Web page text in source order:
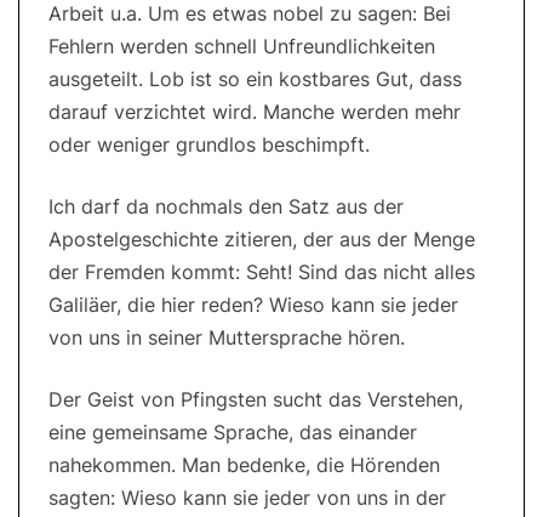
Arbeit u.a. Um es etwas nobel zu sagen: Bei
Fehlern werden schnell Unfreundlichkeiten
ausgeteilt. Lob ist so ein kostbares Gut, dass
darauf verzichtet wird. Manche werden mehr
oder weniger grundlos beschimpft.
Ich darf da nochmals den Satz aus der
Apostelgeschichte zitieren, der aus der Menge
der Fremden kommt: Seht! Sind das nicht alles
Galiläer, die hier reden? Wieso kann sie jeder
von uns in seiner Muttersprache hören.
Der Geist von Pfingsten sucht das Verstehen,
eine gemeinsame Sprache, das einander
nahekommen. Man bedenke, die Hörenden
sagten: Wieso kann sie jeder von uns in der